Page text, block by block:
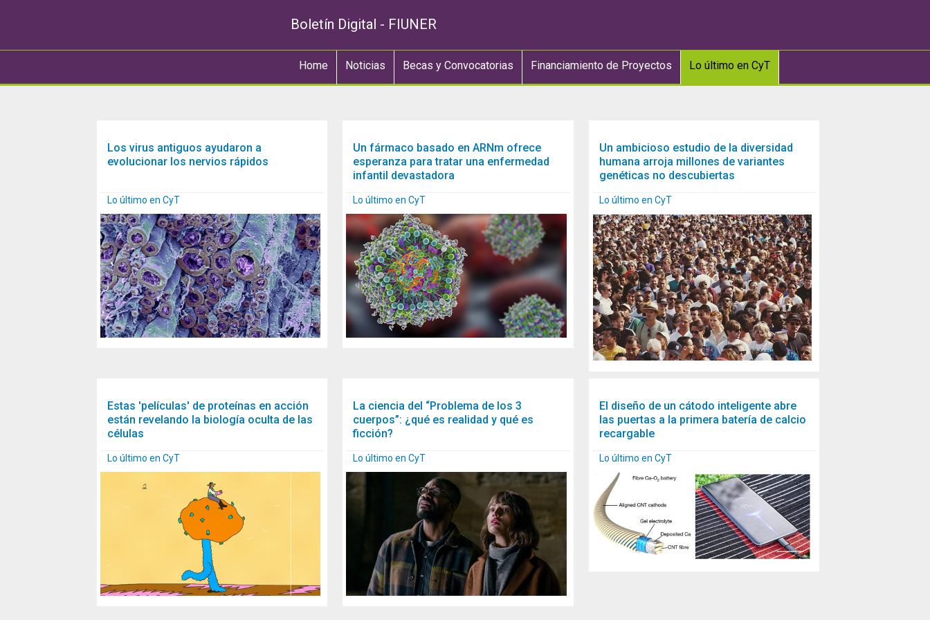
Boletín Digital - FIUNER
Home Noticias Becas y Convocatorias Financiamiento de Proyectos Lo último en CyT
Los virus antiguos ayudaron a
evolucionar los nervios rápidos
Lo último en CyT
Un fármaco basado en ARNm ofrece
esperanza para tratar una enfermedad
infantil devastadora
Lo último en CyT
Un ambicioso estudio de la diversidad
humana arroja millones de variantes
genéticas no descubiertas
Lo último en CyT
Estas 'películas' de proteínas en acción
están revelando la biología oculta de las
células
Lo último en CyT
La ciencia del “Problema de los 3
cuerpos”: ¿qué es realidad y qué es
ficción?
Lo último en CyT
El diseño de un cátodo inteligente abre
las puertas a la primera batería de calcio
recargable
Lo último en CyT